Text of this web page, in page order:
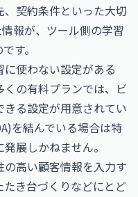
契約条件といった大切
報が、ツール側の学習
す。
使わない設定がある
の有料プランでは、ビ
る設定が用意されてい
を結んでいる場合は特
展しかねません。
高い顧客情報を入力す
き台づくりなどにとど